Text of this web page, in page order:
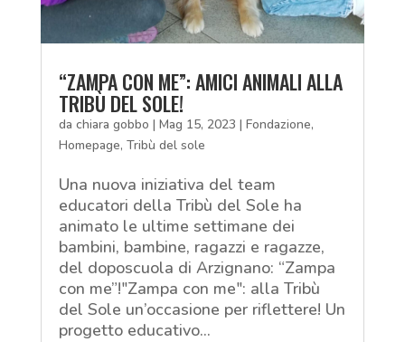
“ZAMPA CON ME”: AMICI ANIMALI ALLA
TRIBÙ DEL SOLE!
da chiara gobbo | Mag 15, 2023 | Fondazione,
Homepage, Tribù del sole
Una nuova iniziativa del team
educatori della Tribù del Sole ha
animato le ultime settimane dei
bambini, bambine, ragazzi e ragazze,
del doposcuola di Arzignano: “Zampa
con me”!"Zampa con me": alla Tribù
del Sole un’occasione per riflettere! Un
progetto educativo...